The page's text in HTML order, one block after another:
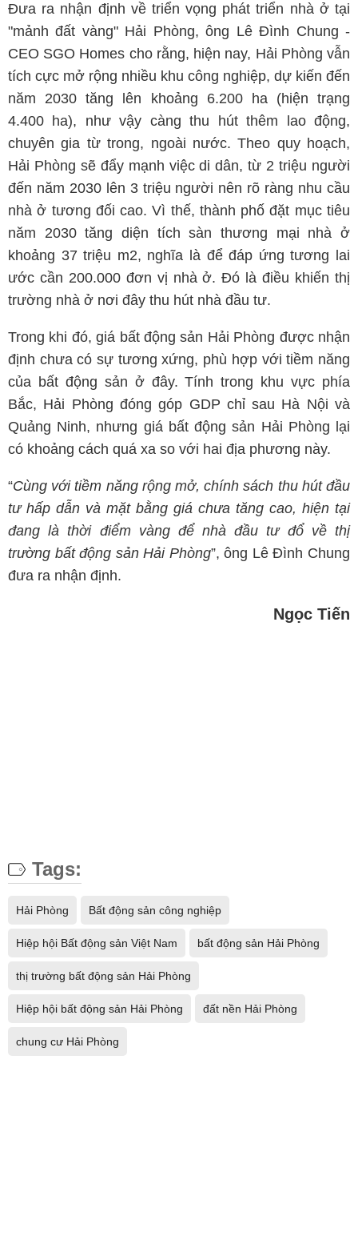
Đưa ra nhận định về triển vọng phát triển nhà ở tại
"mảnh đất vàng" Hải Phòng, ông Lê Đình Chung -
CEO SGO Homes cho rằng, hiện nay, Hải Phòng vẫn
tích cực mở rộng nhiều khu công nghiệp, dự kiến đến
năm 2030 tăng lên khoảng 6.200 ha (hiện trạng
4.400 ha), như vậy càng thu hút thêm lao động,
chuyên gia từ trong, ngoài nước. Theo quy hoạch,
Hải Phòng sẽ đẩy mạnh việc di dân, từ 2 triệu người
đến năm 2030 lên 3 triệu người nên rõ ràng nhu cầu
nhà ở tương đối cao. Vì thế, thành phố đặt mục tiêu
năm 2030 tăng diện tích sàn thương mại nhà ở
khoảng 37 triệu m2, nghĩa là để đáp ứng tương lai
ước cần 200.000 đơn vị nhà ở. Đó là điều khiến thị
trường nhà ở nơi đây thu hút nhà đầu tư.
Trong khi đó, giá bất động sản Hải Phòng được nhận
định chưa có sự tương xứng, phù hợp với tiềm năng
của bất động sản ở đây. Tính trong khu vực phía
Bắc, Hải Phòng đóng góp GDP chỉ sau Hà Nội và
Quảng Ninh, nhưng giá bất động sản Hải Phòng lại
có khoảng cách quá xa so với hai địa phương này.
“Cùng với tiềm năng rộng mở, chính sách thu hút đầu
tư hấp dẫn và mặt bằng giá chưa tăng cao, hiện tại
đang là thời điểm vàng để nhà đầu tư đổ về thị
trường bất động sản Hải Phòng”, ông Lê Đình Chung
đưa ra nhận định.
Ngọc Tiến
Tags:
Hải Phòng Bất động sản công nghiệp
Hiệp hội Bất động sản Việt Nam bất động sản Hải Phòng
thị trường bất động sản Hải Phòng
Hiệp hội bất động sản Hải Phòng đất nền Hải Phòng
chung cư Hải Phòng